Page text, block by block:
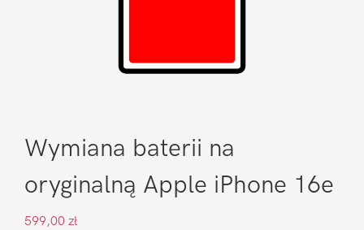
Wymiana baterii na
oryginalną Apple iPhone 16e
599,00 zł